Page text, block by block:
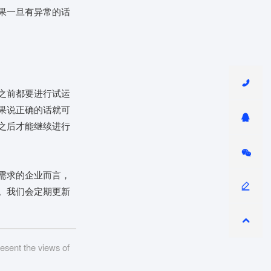
一旦有异常的话
前都要进行试运
说正确的话就可
后才能继续进行
求的企业而言，
我们会定期更新
the views of